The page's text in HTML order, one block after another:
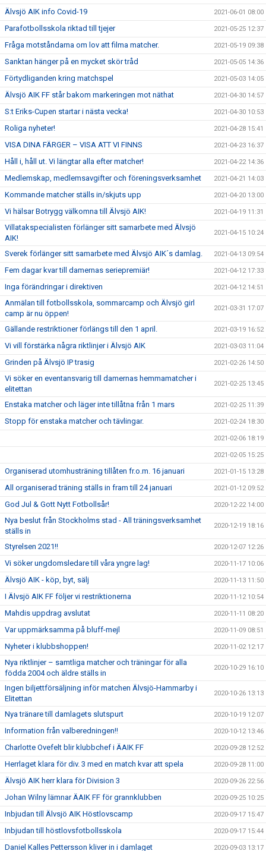
Älvsjö AIK info Covid-19 2021-06-01 08:00
Parafotbollsskola riktad till tjejer 2021-05-25 12:37
Fråga motståndarna om lov att filma matcher. 2021-05-19 09:38
Sanktan hänger på en mycket skör tråd 2021-05-05 14:36
Förtydliganden kring matchspel 2021-05-03 14:05
Älvsjö AIK FF står bakom markeringen mot näthat 2021-04-30 14:57
S:t Eriks-Cupen startar i nästa vecka! 2021-04-30 10:53
Roliga nyheter! 2021-04-28 15:41
VISA DINA FÄRGER – VISA ATT VI FINNS 2021-04-23 16:37
Håll i, håll ut. Vi längtar alla efter matcher! 2021-04-22 14:36
Medlemskap, medlemsavgifter och föreningsverksamhet 2021-04-21 14:03
Kommande matcher ställs in/skjuts upp 2021-04-20 13:00
Vi hälsar Botrygg välkomna till Älvsjö AIK! 2021-04-19 11:31
Villatakspecialisten förlänger sitt samarbete med Älvsjö
AIK!
2021-04-15 10:24
Sverek förlänger sitt samarbete med Älvsjö AIK´s damlag. 2021-04-13 09:54
Fem dagar kvar till damernas seriepremiär! 2021-04-12 17:33
Inga förändringar i direktiven 2021-04-12 14:51
Anmälan till fotbollsskola, sommarcamp och Älvsjö girl
camp är nu öppen!
2021-03-31 17:07
Gällande restriktioner förlängs till den 1 april. 2021-03-19 16:52
Vi vill förstärka några riktlinjer i Älvsjö AIK 2021-03-03 11:04
Grinden på Älvsjö IP trasig 2021-02-26 14:50
Vi söker en eventansvarig till damernas hemmamatcher i
elitettan
2021-02-25 13:45
Enstaka matcher och läger inte tillåtna från 1 mars 2021-02-25 11:39
Stopp för enstaka matcher och tävlingar. 2021-02-24 18:30
2021-02-06 18:19
2021-02-05 15:25
Organiserad utomhusträning tillåten fr.o.m. 16 januari 2021-01-15 13:28
All organiserad träning ställs in fram till 24 januari 2021-01-12 09:52
God Jul & Gott Nytt Fotbollsår! 2020-12-22 14:00
Nya beslut från Stockholms stad - All träningsverksamhet
ställs in
2020-12-19 18:16
Styrelsen 2021!! 2020-12-07 12:26
Vi söker ungdomsledare till våra yngre lag! 2020-11-17 10:06
Älvsjö AIK - köp, byt, sälj 2020-11-13 11:50
I Älvsjö AIK FF följer vi restriktionerna 2020-11-12 10:54
Mahdis uppdrag avslutat 2020-11-11 08:20
Var uppmärksamma på bluff-mejl 2020-11-09 08:51
Nyheter i klubbshoppen! 2020-11-02 12:17
Nya riktlinjer – samtliga matcher och träningar för alla
födda 2004 och äldre ställs in
2020-10-29 16:10
Ingen biljettförsäljning inför matchen Älvsjö-Hammarby i
Elitettan
2020-10-26 13:13
Nya tränare till damlagets slutspurt 2020-10-19 12:07
Information från valberedningen!! 2020-10-12 13:46
Charlotte Ovefelt blir klubbchef i ÄAIK FF 2020-09-28 12:52
Herrlaget klara för div. 3 med en match kvar att spela 2020-09-28 11:00
Älvsjö AIK herr klara för Division 3 2020-09-26 22:56
Johan Wilny lämnar ÄAIK FF för grannklubben 2020-09-25 10:25
Inbjudan till Älvsjö AIK Höstlovscamp 2020-09-17 15:47
Inbjudan till höstlovsfotbollsskola 2020-09-17 15:44
Daniel Kalles Pettersson kliver in i damlaget 2020-09-03 13:17